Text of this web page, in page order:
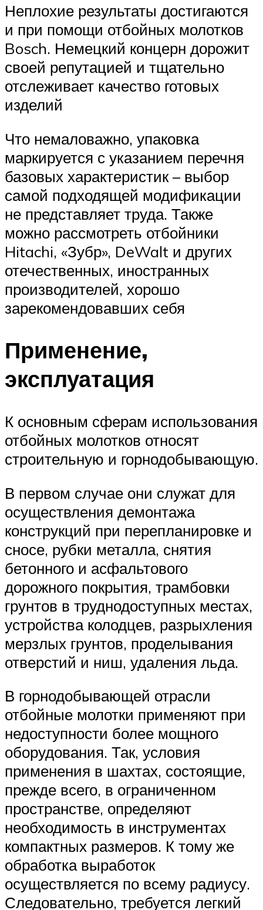
Неплохие результаты достигаются
и при помощи отбойных молотков
Bosch. Немецкий концерн дорожит
своей репутацией и тщательно
отслеживает качество готовых
изделий
Что немаловажно, упаковка
маркируется с указанием перечня
базовых характеристик – выбор
самой подходящей модификации
не представляет труда. Также
можно рассмотреть отбойники
Hitachi, «Зубр», DeWalt и других
отечественных, иностранных
производителей, хорошо
зарекомендовавших себя
Применение,
эксплуатация
К основным сферам использования
отбойных молотков относят
строительную и горнодобывающую.
В первом случае они служат для
осуществления демонтажа
конструкций при перепланировке и
сносе, рубки металла, снятия
бетонного и асфальтового
дорожного покрытия, трамбовки
грунтов в труднодоступных местах,
устройства колодцев, разрыхления
мерзлых грунтов, проделывания
отверстий и ниш, удаления льда.
В горнодобывающей отрасли
отбойные молотки применяют при
недоступности более мощного
оборудования. Так, условия
применения в шахтах, состоящие,
прежде всего, в ограниченном
пространстве, определяют
необходимость в инструментах
компактных размеров. К тому же
обработка выработок
осуществляется по всему радиусу.
Следовательно, требуется легкий